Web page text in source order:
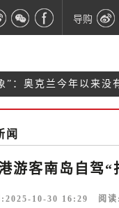
导购
”：奥克兰今年以来没
兰每四支香烟中有一
闻
游客南岛自驾“
10-30 16:29 阅读: